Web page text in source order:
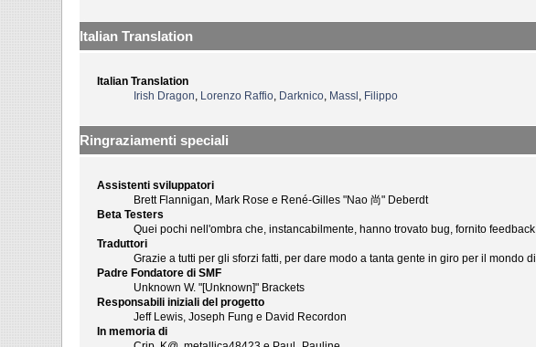
Italian Translation
Italian Translation
Irish Dragon, Lorenzo Raffio, Darknico, Massl , Filippo
Ringraziamenti speciali
Assistenti sviluppatori
Brett Flannigan, Mark Rose e René-Gilles "Nao 尚" Deberdt
Beta Testers
Quei pochi nell'ombra che, instancabilmente, hanno trovato bug, fornito
Traduttori
Grazie a tutti per gli sforzi fatti, per dare modo a tanta gente in giro per il mondo
Padre Fondatore di SMF
Unknown W. "[Unknown]" Brackets
Responsabili iniziali del progetto
Jeff Lewis, Joseph Fung e David Recordon
In memoria di